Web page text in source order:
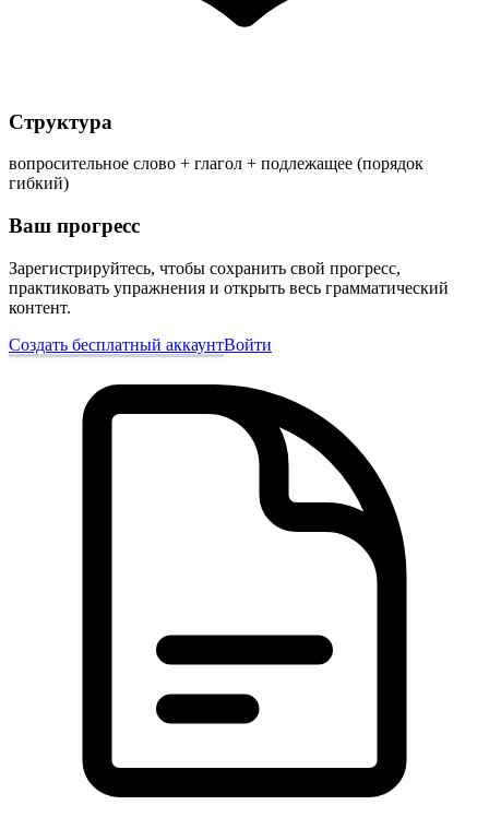
Структура
вопросительное слово + глагол + подлежащее (порядок
гибкий)
Ваш прогресс
Зарегистрируйтесь, чтобы сохранить свой прогресс,
практиковать упражнения и открыть весь грамматический
контент.
Создать бесплатный аккаунтВойти